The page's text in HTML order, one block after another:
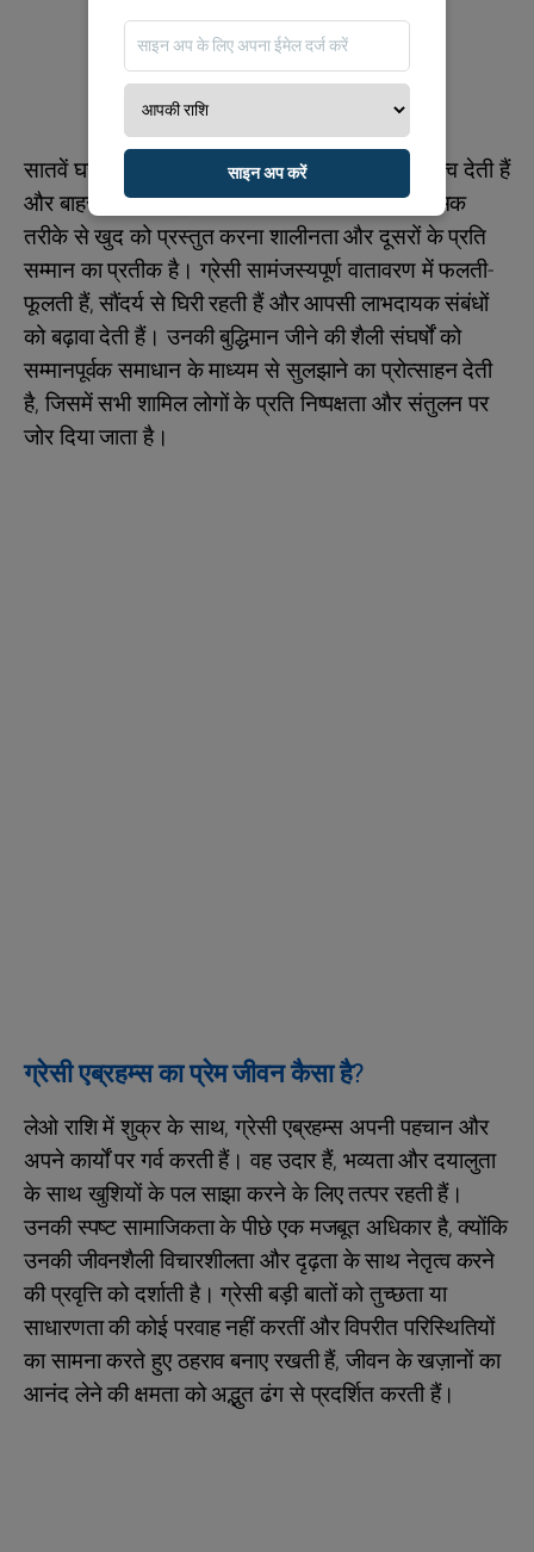
सातवें घर में शनिदेव के साथ, वह अडिग सिद्धांतों को महत्व देती हैं
और बाहरी आभा के प्रति संवेदनशील रहती हैं। सकारात्मक
तरीके से खुद को प्रस्तुत करना शालीनता और दूसरों के प्रति
सम्मान का प्रतीक है। ग्रेसी सामंजस्यपूर्ण वातावरण में फलती-
फूलती हैं, सौंदर्य से घिरी रहती हैं और आपसी लाभदायक संबंधों
को बढ़ावा देती हैं। उनकी बुद्धिमान जीने की शैली संघर्षों को
सम्मानपूर्वक समाधान के माध्यम से सुलझाने का प्रोत्साहन देती
है, जिसमें सभी शामिल लोगों के प्रति निष्पक्षता और संतुलन पर
जोर दिया जाता है।
ग्रेसी एब्रहम्स का प्रेम जीवन कैसा है?
लेओ राशि में शुक्र के साथ, ग्रेसी एब्रहम्स अपनी पहचान और
अपने कार्यों पर गर्व करती हैं। वह उदार हैं, भव्यता और दयालुता
के साथ खुशियों के पल साझा करने के लिए तत्पर रहती हैं।
उनकी स्पष्ट सामाजिकता के पीछे एक मजबूत अधिकार है, क्योंकि
उनकी जीवनशैली विचारशीलता और दृढ़ता के साथ नेतृत्व करने
की प्रवृत्ति को दर्शाती है। ग्रेसी बड़ी बातों को तुच्छता या
साधारणता की कोई परवाह नहीं करतीं और विपरीत परिस्थितियों
का सामना करते हुए ठहराव बनाए रखती हैं, जीवन के खज़ानों का
आनंद लेने की क्षमता को अद्भुत ढंग से प्रदर्शित करती हैं।
साइन अप करें